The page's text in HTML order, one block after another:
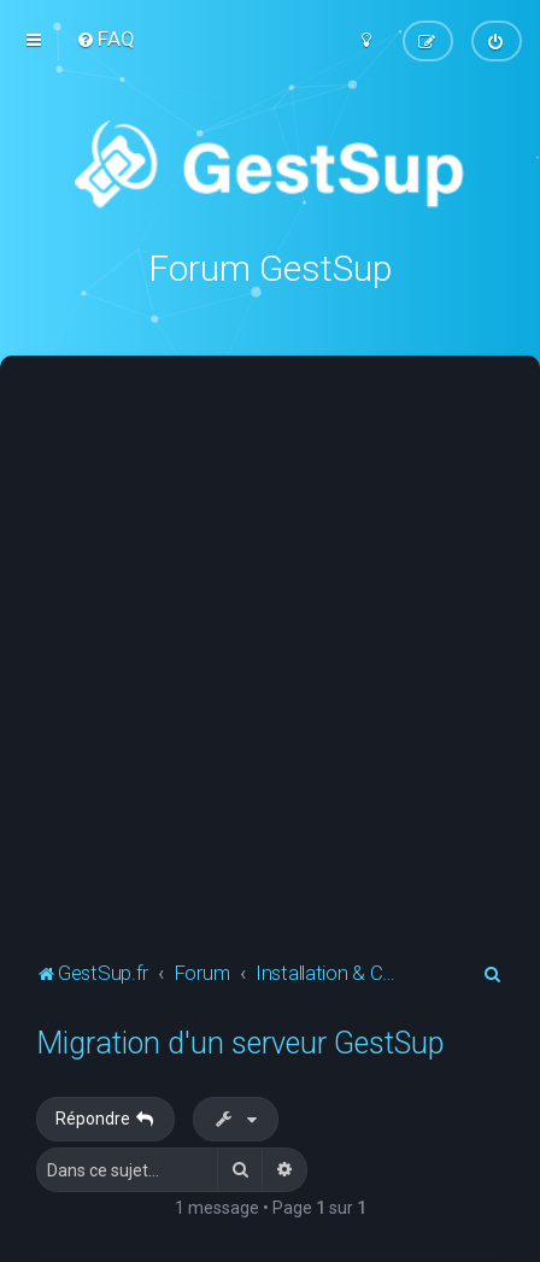
FAQ
Forum GestSup
GestSup.fr Forum Installation & Configuration
Migration d'un serveur GestSup
Répondre
RechercherRecherche avancée
1 message • Page 1 sur 1